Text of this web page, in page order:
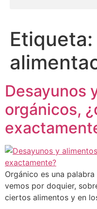
Etiqueta:
Desayunos
orgánicos,
Orgánico es una
vemos por doquier,
ciertos alimentos y en